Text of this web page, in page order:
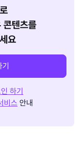
텐츠를
요
하기
비스 안내